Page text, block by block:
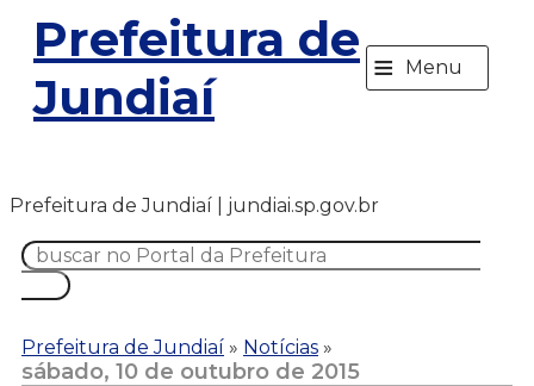
Prefeitura de
Jundiaí
≡ Menu
Prefeitura de Jundiaí | jundiai.sp.gov.br
Prefeitura de Jundiaí » Notícias »
sábado, 10 de outubro de 2015